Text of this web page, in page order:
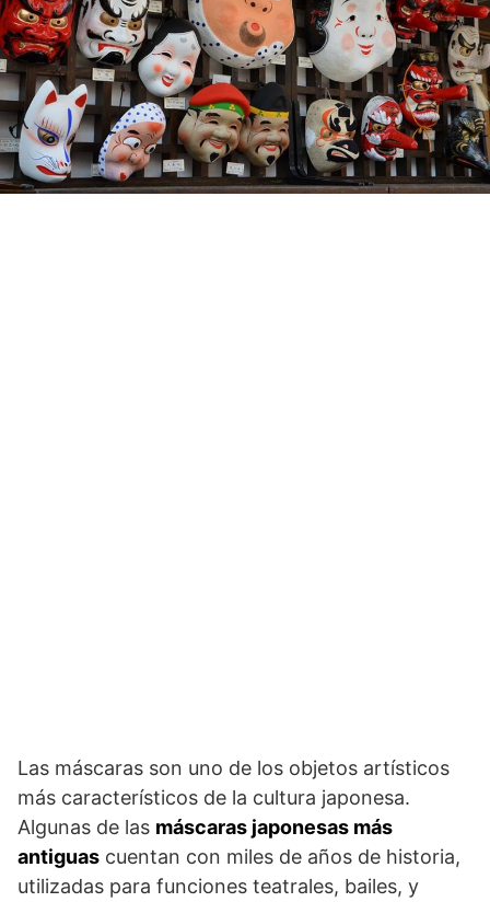
Las máscaras son uno de los objetos artísticos
más característicos de la cultura japonesa.
Algunas de las máscaras japonesas más
antiguas cuentan con miles de años de historia,
utilizadas para funciones teatrales, bailes, y